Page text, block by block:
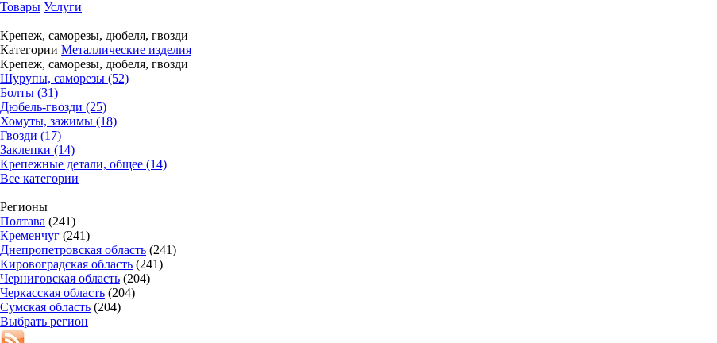
Товары Услуги
Крепеж, саморезы, дюбеля, гвозди
Категории Металлические изделия
Крепеж, саморезы, дюбеля, гвозди
Шурупы, саморезы (52)
Болты (31)
Дюбель-гвозди (25)
Хомуты, зажимы (18)
Гвозди (17)
Заклепки (14)
Крепежные детали, общее (14)
Все категории
Регионы
Полтава (241)
Кременчуг (241)
Днепропетровская область (241)
Кировоградская область (241)
Черниговская область (204)
Черкасская область (204)
Сумская область (204)
Выбрать регион